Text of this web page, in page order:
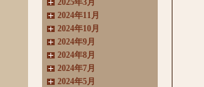
2025年3月
2024年11月
2024年10月
2024年9月
2024年8月
2024年7月
2024年5月